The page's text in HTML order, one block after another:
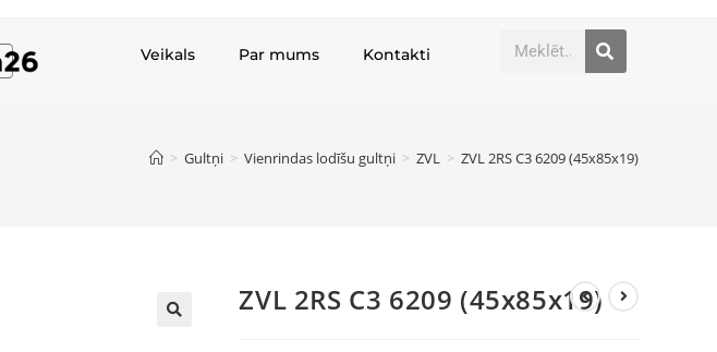
Veikals Par mums Kontakti
> Gultņi > Vienrindas lodīšu gultņi > ZVL > ZVL 2RS C3 6209 (45x85x19)
ZVL 2RS C3 6209 (45x85x19)